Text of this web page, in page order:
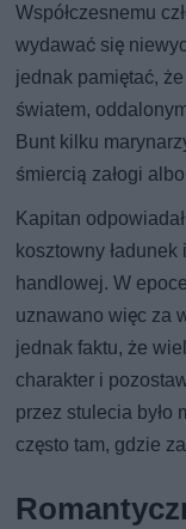
Współczesnemu
wydawać się
jednak pamiętać,
światem,
Bunt kilku
śmiercią załogi
Kapitan
kosztowny
handlowej. W
uznawano więc za
jednak faktu, że
charakter i
przez stulecia było
często tam, gdzie